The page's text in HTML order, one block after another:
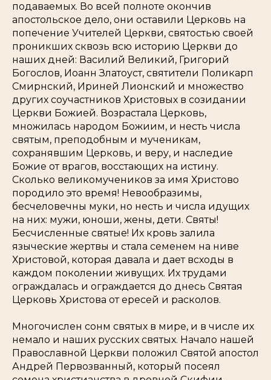
подаваемых. Во всей полноте окончив
апостольское дело, они оставили Церковь на
попечение Учителей Церкви, святостью своей
проникших сквозь всю историю Церкви до
наших дней: Василий Великий, Григорий
Богослов, Иоанн Златоуст, святители Поликарп
Смирнский, Ириней Лионский и множество
других соучастников Христовых в созидании
Церкви Божией. Возрастала Церковь,
множилась народом Божиим, и несть числа
святым, преподобным и мученикам,
сохранявшим Церковь, и веру, и наследие
Божие от врагов, восстающих на истину.
Сколько великомучеников за имя Христово
породило это время! Невообразимы,
бесчеловечны муки, но несть и числа идущих
на них: мужи, юноши, жены, дети. Святы!
Бесчисленные святые! Их кровь залила
языческие жертвы и стала семенем на ниве
Христовой, которая давала и дает всходы в
каждом поколении живущих. Их трудами
ограждалась и ограждается до днесь Святая
Церковь Христова от ересей и расколов.
Многочислен сонм святых в мире, и в числе их
немало и наших русских святых. Начало нашей
Православной Церкви положил Святой апостол
Андрей Первозванный, который посеял